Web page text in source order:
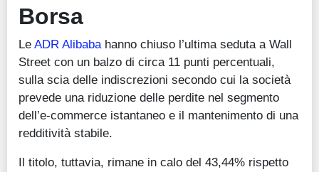
Borsa
Le ADR Alibabahanno chiuso l’ultima seduta a Wall
Street con un balzo di circa 11 punti percentuali,
sulla scia delle indiscrezioni secondo cui la società
prevede una riduzione delle perdite nel segmento
dell’e-commerce istantaneo e il mantenimento di una
redditività stabile.
Il titolo, tuttavia, rimane in calo del 43,44% rispetto